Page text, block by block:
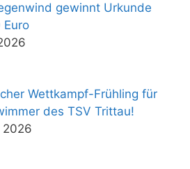
gewinnt Urkunde
Wettkampf-Frühling für
des TSV Trittau!
2026